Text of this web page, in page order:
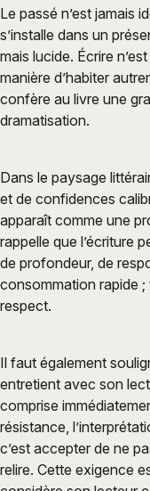
Le passé n’est jamais
s’installe dans un
mais lucide. Écrire
manière d’habiter
confère au livre une
dramatisation.
Dans le paysage
et de confidences
apparaît comme une
rappelle que l’écriture
de profondeur, de
consommation rapide
respect.
Il faut également
entretient avec son
comprise
résistance,
c’est accepter de ne
relire. Cette exigence